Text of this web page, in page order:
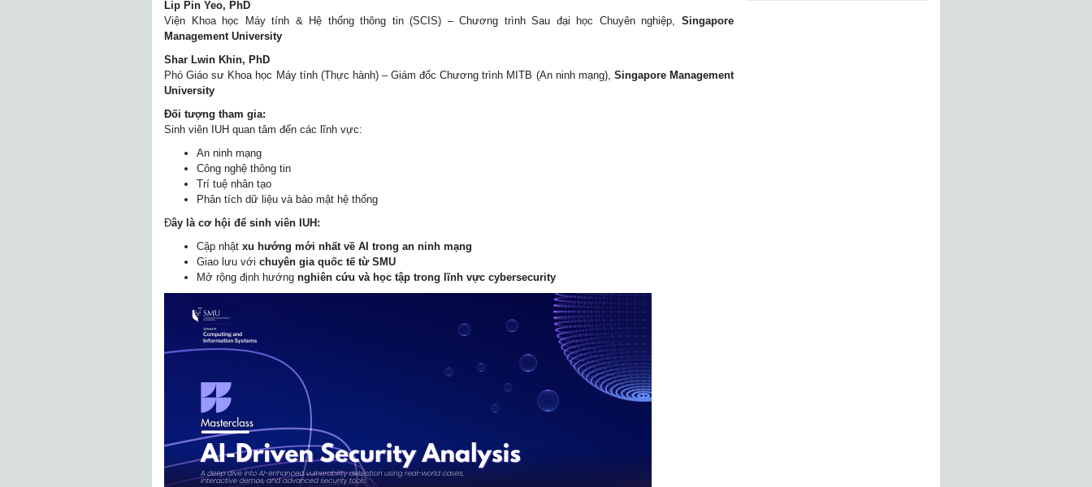
Lip Pin Yeo, PhD
Viện Khoa học Máy tính & Hệ thống thông tin (SCIS) – Chương trình Sau đại học Chuyên nghiệp, Singapore
Management University
Shar Lwin Khin, PhD
Phó Giáo sư Khoa học Máy tính (Thực hành) – Giám đốc Chương trình MITB (An ninh mạng), Singapore Management
University
Đối tượng tham gia:
Sinh viên IUH quan tâm đến các lĩnh vực:
An ninh mạng
Công nghệ thông tin
Trí tuệ nhân tạo
Phân tích dữ liệu và bảo mật hệ thống
Đây là cơ hội để sinh viên IUH:
Cập nhật xu hướng mới nhất về AI trong an ninh mạng
Giao lưu với chuyên gia quốc tế từ SMU
Mở rộng định hướng nghiên cứu và học tập trong lĩnh vực cybersecurity